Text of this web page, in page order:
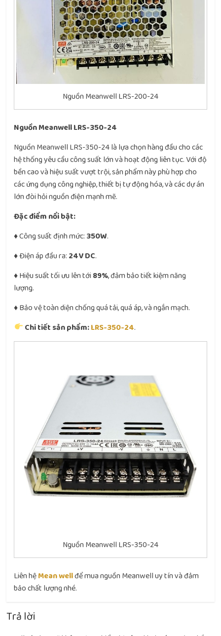
Nguồn Meanwell LRS-200-24
Nguồn Meanwell LRS-350-24
Nguồn Meanwell LRS-350-24 là lựa chọn hàng đầu cho các
hệ thống yêu cầu công suất lớn và hoạt động liên tục. Với độ
bền cao và hiệu suất vượt trội, sản phẩm này phù hợp cho
các ứng dụng công nghiệp, thiết bị tự động hóa, và các dự án
lớn đòi hỏi nguồn điện mạnh mẽ.
Đặc điểm nổi bật:
♦ Công suất định mức: 350W.
♦ Điện áp đầu ra: 24V DC.
♦ Hiệu suất tối ưu lên tới 89%, đảm bảo tiết kiệm năng
lượng.
♦ Bảo vệ toàn diện chống quá tải, quá áp, và ngắn mạch.
Chi tiết sản phẩm:LRS-350-24.
Nguồn Meanwell LRS-350-24
Liên hệMean wellđể mua nguồn Meanwell uy tín và đảm
bảo chất lượng nhé.
Trả lời